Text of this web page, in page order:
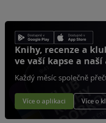
Knihy, recenze a
ve vaší kapse a naší
Každý měsíc společně
Více o aplikaci Více o